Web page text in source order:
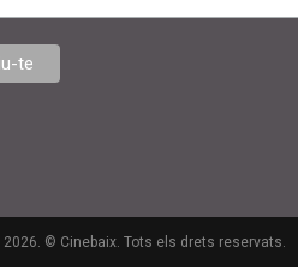
2026. © Cinebaix. Tots els drets reservats.